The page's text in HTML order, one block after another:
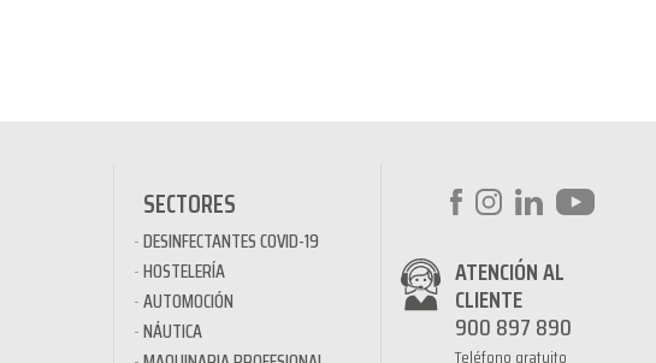
SECTORES
DESINFECTANTES COVID-19
HOSTELERÍA
AUTOMOCIÓN
NÁUTICA
ATENCIÓN AL
CLIENTE
900 897 890
Teléfono gratuito